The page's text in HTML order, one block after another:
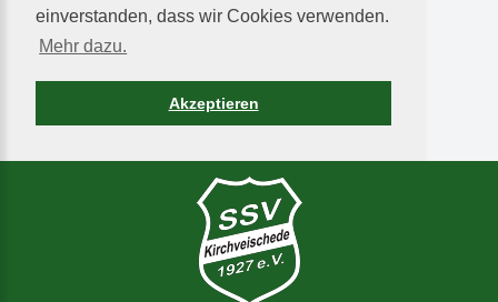
einverstanden, dass wir Cookies verwenden.
Mehr dazu.
Akzeptieren